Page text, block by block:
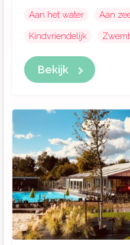
Aan het water Aan
Kindvriendelijk
Bekijk